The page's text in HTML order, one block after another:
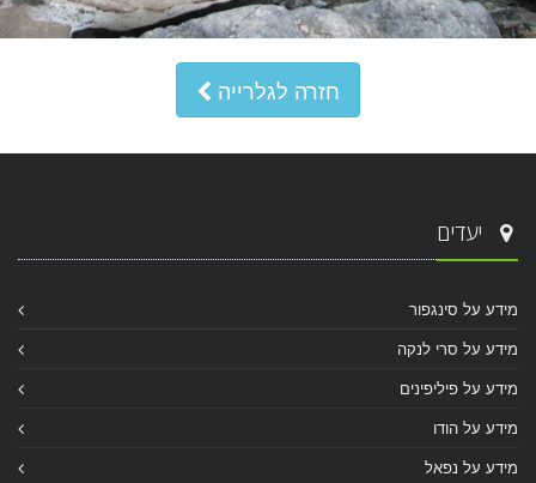
חזרה לגלרייה
יעדים
מידע על סינגפור
מידע על סרי לנקה
מידע על פיליפינים
מידע על הודו
מידע על נפאל